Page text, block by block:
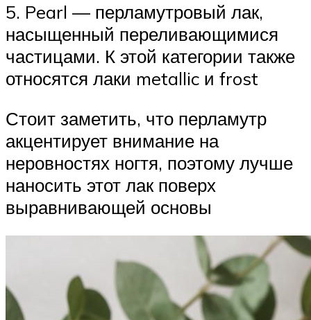
5. Pearl — перламутровый лак,
насыщенный переливающимися
частицами. К этой категории также
относятся лаки metallic и frost
Стоит заметить, что перламутр
акцентирует внимание на
неровностях ногтя, поэтому лучше
наносить этот лак поверх
выравнивающей основы